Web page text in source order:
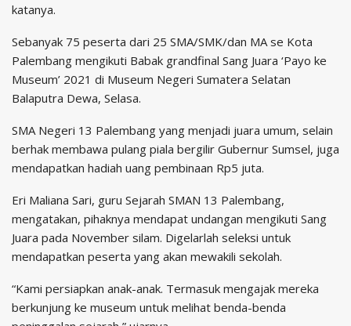
katanya.
Sebanyak 75 peserta dari 25 SMA/SMK/dan MA se Kota
Palembang mengikuti Babak grandfinal Sang Juara ‘Payo ke
Museum’ 2021 di Museum Negeri Sumatera Selatan
Balaputra Dewa, Selasa.
SMA Negeri 13 Palembang yang menjadi juara umum, selain
berhak membawa pulang piala bergilir Gubernur Sumsel, juga
mendapatkan hadiah uang pembinaan Rp5 juta.
Eri Maliana Sari, guru Sejarah SMAN 13 Palembang,
mengatakan, pihaknya mendapat undangan mengikuti Sang
Juara pada November silam. Digelarlah seleksi untuk
mendapatkan peserta yang akan mewakili sekolah.
“Kami persiapkan anak-anak. Termasuk mengajak mereka
berkunjung ke museum untuk melihat benda-benda